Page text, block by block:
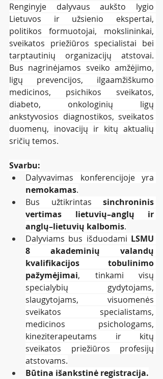
Renginyje dalyvaus aukšto lygio
Lietuvos ir užsienio ekspertai,
politikos formuotojai, mokslininkai,
sveikatos priežiūros specialistai bei
tarptautinių organizacijų atstovai.
Bus nagrinėjamos sveiko amžėjimo,
ligų prevencijos, ilgaamžiškumo
medicinos, psichikos sveikatos,
diabeto, onkologinių ligų
ankstyvosios diagnostikos, sveikatos
duomenų, inovacijų ir kitų aktualių
sričių temos.
Svarbu:
nemokamas.
Bus užtikrintas sinchroninis
vertimas lietuvių–anglų ir
anglų–lietuvių kalbomis.
Dalyviams bus išduodami LSMU
8 akademinių valandų
kvalifikacijos tobulinimo
pažymėjimai, tinkami visų
specialybių gydytojams,
slaugytojams, visuomenės
sveikatos specialistams,
medicinos psichologams,
kineziterapeutams ir kitų
sveikatos priežiūros profesijų
atstovams.
Būtina išankstinė registracija.